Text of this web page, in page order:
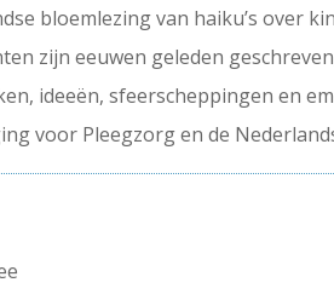
bloemlezing van haiku’s over
zijn eeuwen geleden
ideeën, sfeerscheppingen en
voor Pleegzorg en de